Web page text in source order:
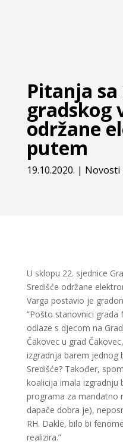
Pitanja sa
gradskog
održane
putem
19.10.2020. | Novosti
U sklopu 22. sjednice
Središće održane
Varga postavio je
”Pošto stanovnici grada
odlaze s djecom na
Čakovec u grad
izgradnja barem jednog
Središće? Također,
koalicija imala izgradnju
programa za mandatno
dapače dobra je),
RH. Dakle, bilo bi
realizira.”